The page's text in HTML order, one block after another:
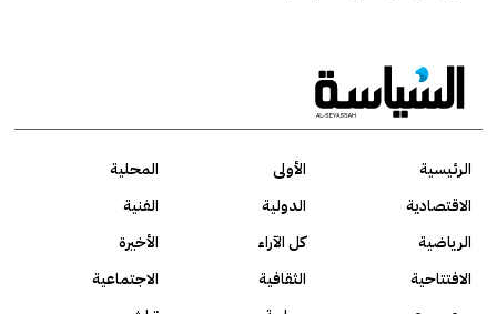
الرئيسية الأولى
المحلية
الاقتصادية
الدولية
الفنية
الرياضية
كل الآراء
الأخيرة
الافتتاحية
الثقافية
الاجتماعية